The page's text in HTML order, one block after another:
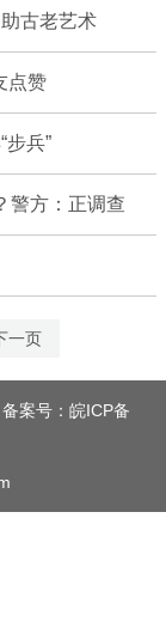
古老艺术
点赞
步兵”
警方：正调查
一页
案号： 皖ICP备